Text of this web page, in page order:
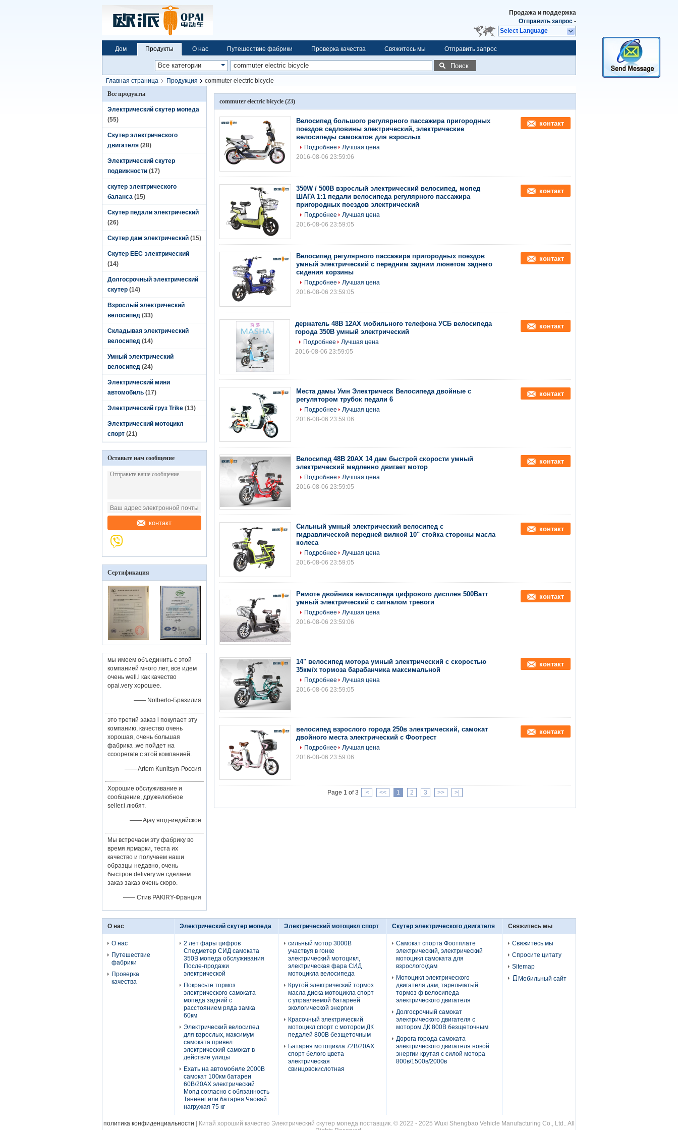
Продажа и поддержка
Отправить запрос -
Select Language
Дом Продукты О нас Путешествие фабрики Проверка качества Свяжитесь мы Отправить запрос
Поиск
Главная страница Продукция
commuter electric bicycle
Все продукты
Электрический скутер мопеда
(55)
Скутер электрического
двигателя (28)
Электрический скутер
подвижности (17)
скутер электрического
баланса (15)
Скутер педали электрический
(26)
Скутер дам электрический (15)
Скутер EEC электрический
(14)
Долгосрочный электрический
скутер (14)
Взрослый электрический
велосипед (33)
Складывая электрический
велосипед (14)
Умный электрический
велосипед (24)
Электрический мини
автомобиль (17)
Электрический груз Trike (13)
Электрический мотоцикл
спорт (21)
Оставьте нам сообщение
контакт
Сертификация
мы имеем объединить с этой
компанией много лет, все идем
очень well.l как качество
opai.very хорошее.
—— Nolberto-Бразилия
это третий заказ l покупает эту
компанию, качество очень
хорошая, очень большая
фабрика .we пойдет на
ccooperate с этой компанией.
—— Artem Kunitsyn-Россия
Хорошие обслуживание и
сообщение, дружелюбное
seller.i любят.
—— Ajay ягод-индийское
Мы встречаем эту фабрику во
время ярмарки, теста их
качество и получаем наши
образцы недавно, очень
быстрое delivery.we сделаем
заказ заказ очень скоро.
—— Стив PAKIRY-Франция
commuter electric bicycle (23)
Велосипед большого регулярного пассажира пригородных
поездов седловины электрический, электрические
велосипеды самокатов для взрослых
контакт
Подробнее
Лучшая цена
2016-08-06 23:59:06
350W / 500В взрослый электрический велосипед, мопед
ШАГА 1:1 педали велосипеда регулярного пассажира
пригородных поездов электрический
контакт
Подробнее
Лучшая цена
2016-08-06 23:59:05
Велосипед регулярного пассажира пригородных поездов
умный электрический с передним задним люнетом заднего
сидения корзины
контакт
Подробнее
Лучшая цена
2016-08-06 23:59:05
держатель 48В 12АХ мобильного телефона УСБ велосипеда
города 350В умный электрический
контакт
Подробнее
Лучшая цена
2016-08-06 23:59:05
Места дамы Умн Электрическ Велосипеда двойные с
регулятором трубок педали 6
контакт
Подробнее
Лучшая цена
2016-08-06 23:59:06
Велосипед 48В 20АХ 14 дам быстрой скорости умный
электрический медленно двигает мотор
контакт
Подробнее
Лучшая цена
2016-08-06 23:59:05
Сильный умный электрический велосипед с
гидравлической передней вилкой 10" стойка стороны масла
колеса
контакт
Подробнее
Лучшая цена
2016-08-06 23:59:05
Ремоте двойника велосипеда цифрового дисплея 500Ватт
умный электрический с сигналом тревоги
контакт
Подробнее
Лучшая цена
2016-08-06 23:59:06
14" велосипед мотора умный электрический с скоростью
35км/х тормоза барабанчика максимальной
контакт
Подробнее
Лучшая цена
2016-08-06 23:59:05
велосипед взрослого города 250в электрический, самокат
двойного места электрический с Фоотрест
контакт
Подробнее
Лучшая цена
2016-08-06 23:59:06
Page 1 of 3 |< << 1 2 3 >> >|
О нас
О нас
Путешествие
фабрики
Проверка
качества
Электрический скутер мопеда
2 лет фары цифров
Спедметер СИД самоката
350В мопеда обслуживания
После-продажи
электрической
Покрасьте тормоз
электрического самоката
мопеда задний с
расстоянием ряда замка
60км
Электрический велосипед
для взрослых, максимум
самоката привел
электрический самокат в
действие улицы
Ехать на автомобиле 2000В
самокат 100км батареи
60В/20АХ электрический
Мопд согласно с обязанность
Тянненг или батарея Чаовай
нагружая 75 кг
Электрический мотоцикл спорт
сильный мотор 3000В
участвуя в гонке
электрический мотоцикл,
электрическая фара СИД
мотоцикла велосипеда
Крутой электрический тормоз
масла диска мотоцикла спорт
с управляемой батареей
экологической энергии
Красочный электрический
мотоцикл спорт с мотором ДК
педалей 800В безщеточным
Батарея мотоцикла 72В/20АХ
спорт белого цвета
электрическая
свинцовокислотная
Скутер электрического двигателя
Самокат спорта Фоотплате
электрический, электрический
мотоцикл самоката для
взрослого/дам
Мотоцикл электрического
двигателя дам, тарельчатый
тормоз ф велосипеда
электрического двигателя
Долгосрочный самокат
электрического двигателя с
мотором ДК 800В безщеточным
Дорога города самоката
электрического двигателя новой
энергии крутая с силой мотора
800в/1500в/2000в
Свяжитесь мы
Свяжитесь мы
Спросите цитату
Sitemap
Мобильный сайт
политика конфиденциальности | Китай хороший качество Электрический скутер мопеда поставщик. © 2022 - 2025 Wuxi Shengbao Vehicle Manufacturing Co., Ltd.. All